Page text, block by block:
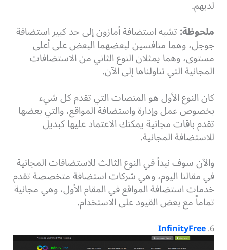
لديهم.
ملحوظة:تشبه استضافة أمازون إلى حد كبير استضافة
جوجل، وهما منافسين لبعضهما البعض على أعلى
مستوى، وهما يمثلان النوع الثاني من الاستضافات
المجانية التي تناولناها إلى الآن.
كان النوع الأول هو المنصات التي تقدم كل شيء
بخصوص عمل وإدارة واستضافة المواقع، والتي بعضها
تقدم باقات مجانية يمكنك الاعتماد عليها كبديل
للاستضافة المجانية.
والآن سوف نبدأ في النوع الثالث للاستضافات المجانية
في مقالنا اليوم، وهي شركات استضافة متخصصة تقدم
خدمات استضافة المواقع في المقام الأول، وهي مجانية
تماماً مع بعض القيود على الاستخدام.
6.
InfinityFree